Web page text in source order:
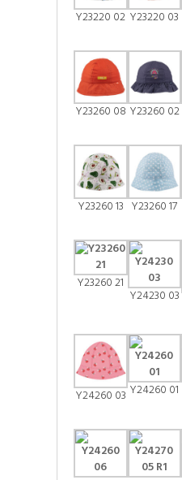
Y23220 02 Y23220 03
Y23260 08 Y23260 02
Y23260 13 Y23260 17
Y23260 21
Y24230 03
Y24260 03 Y24260 01